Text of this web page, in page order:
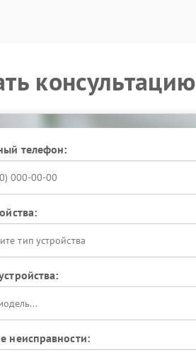
консультацию
телефон:
тип устройства
неисправности: